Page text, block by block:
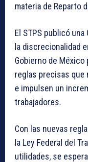
materia de Reparto
El STPS publicó
la discrecionalidad
Gobierno de
reglas precisas que
e impulsen un
trabajadores.
Con las nuevas
la Ley Federal del
utilidades, se